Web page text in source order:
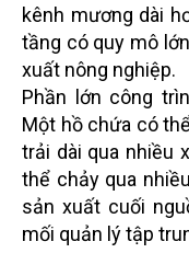
kênh mương dài
tầng có quy mô
xuất nông nghiệp.
Phần lớn công
Một hồ chứa có
trải dài qua nhiều
thể chảy qua
sản xuất cuối
mối quản lý tập